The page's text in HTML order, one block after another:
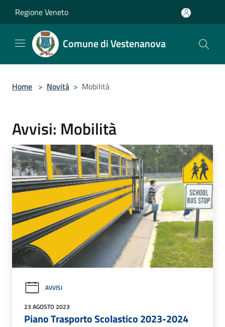
Regione Veneto
Comune di Vestenanova
Home > Novità > Mobilità
Avvisi: Mobilità
AVVISI
23 AGOSTO 2023
Piano Trasporto Scolastico 2023-2024